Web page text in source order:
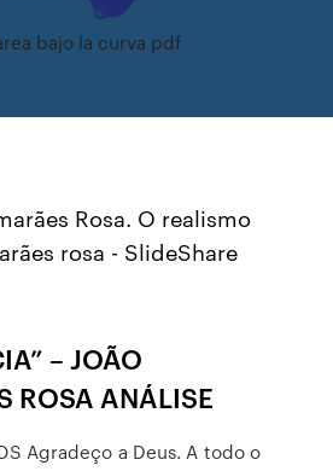
bajo la curva pdf
Rosa. O realismo
rosa - SlideShare
– JOÃO
ROSA ANÁLISE
Agradeço a Deus. A todo o